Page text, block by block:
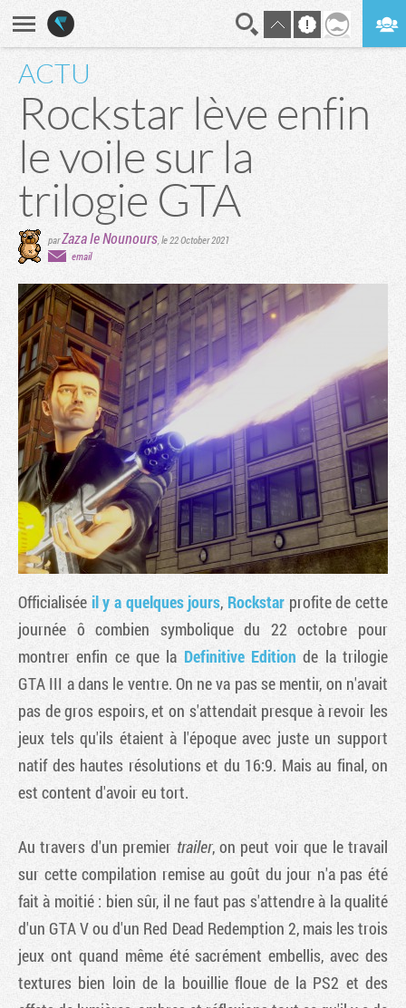
ACTU
Rockstar lève enfin
le voile sur la
trilogie GTA
parZaza le Nounours,le 22 October 2021
email
Officialisée il y a quelques jours, Rockstar profite de cette
journée ô combien symbolique du 22 octobre pour
montrer enfin ce que la Definitive Edition de la trilogie
GTA III a dans le ventre. On ne va pas se mentir, on n'avait
pas de gros espoirs, et on s'attendait presque à revoir les
jeux tels qu'ils étaient à l'époque avec juste un support
natif des hautes résolutions et du 16:9. Mais au final, on
est content d'avoir eu tort.
Au travers d'un premier trailer, on peut voir que le travail
sur cette compilation remise au goût du jour n'a pas été
fait à moitié : bien sûr, il ne faut pas s'attendre à la qualité
d'un GTA V ou d'un Red Dead Redemption 2, mais les trois
jeux ont quand même été sacrément embellis, avec des
textures bien loin de la bouillie floue de la PS2 et des
Tribune